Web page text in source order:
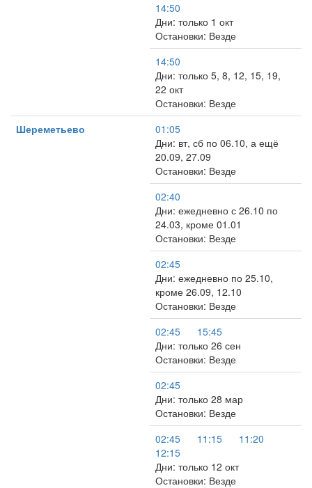
14:50
Дни: только 1 окт
Остановки: Везде
14:50
Дни: только 5, 8, 12, 15, 19,
22 окт
Остановки: Везде
Шереметьево
01:05
Дни: вт, сб по 06.10, а ещё
20.09, 27.09
Остановки: Везде
02:40
Дни: ежедневно с 26.10 по
24.03, кроме 01.01
Остановки: Везде
02:45
Дни: ежедневно по 25.10,
кроме 26.09, 12.10
Остановки: Везде
02:45
15:45
Дни: только 26 сен
Остановки: Везде
02:45
Дни: только 28 мар
Остановки: Везде
02:45
11:15
11:20
12:15
Дни: только 12 окт
Остановки: Везде